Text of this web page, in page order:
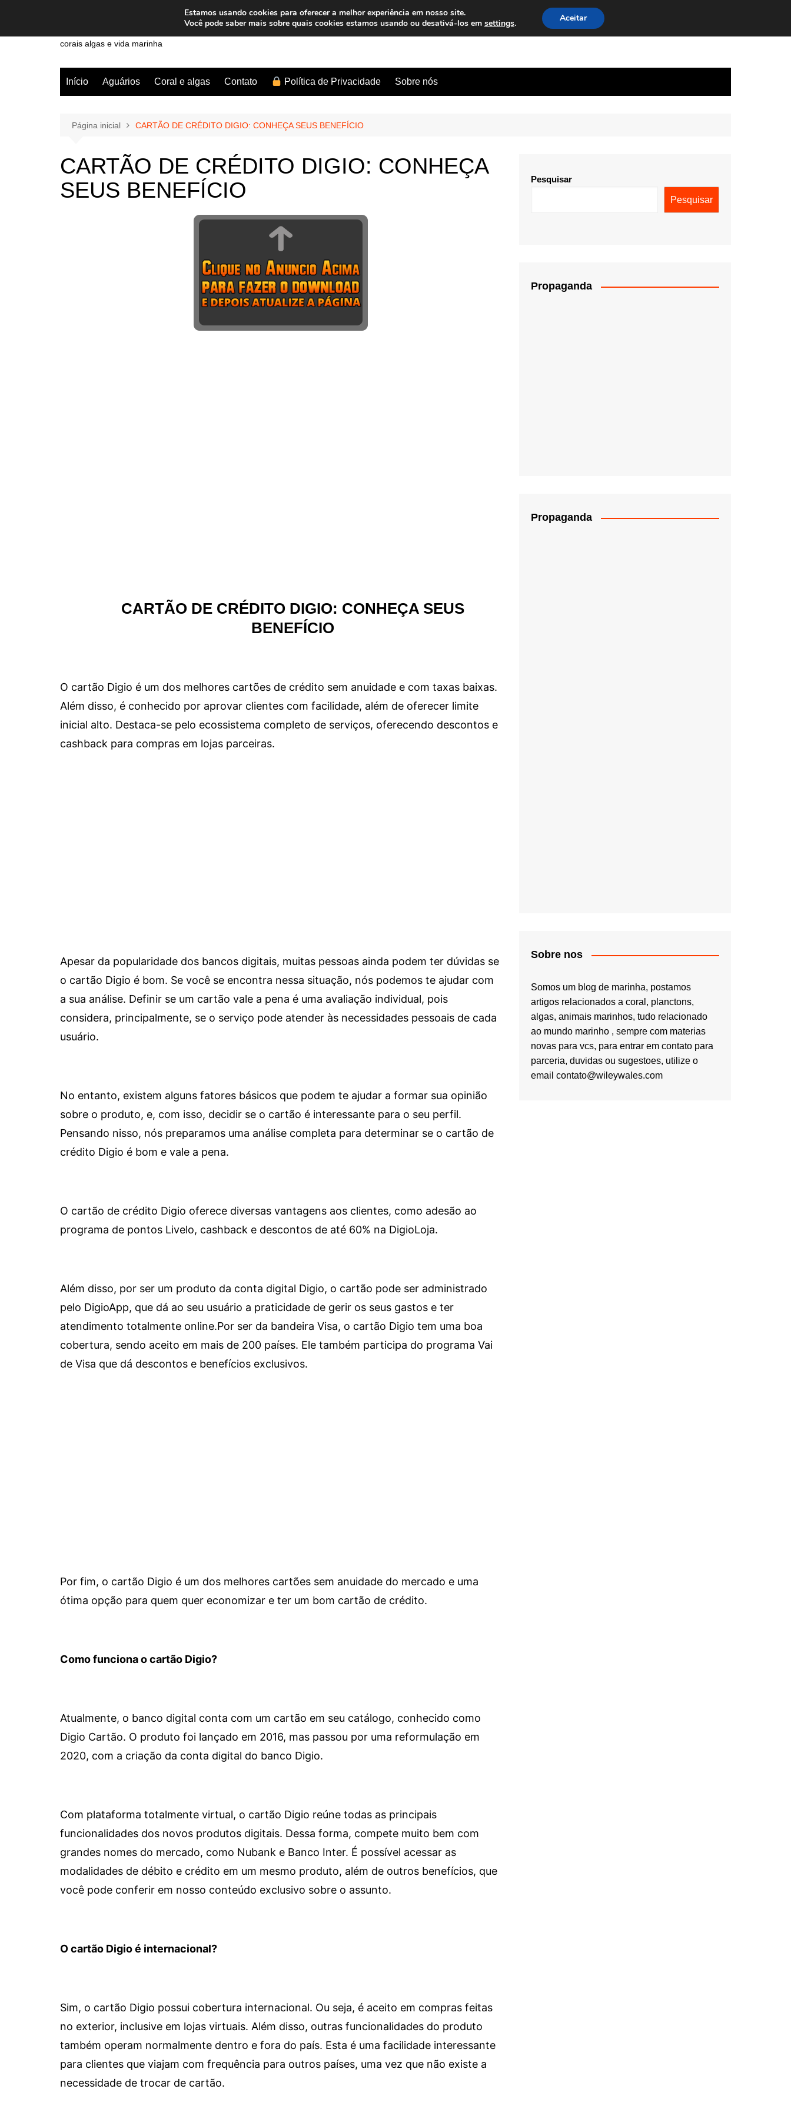
o
corais algas e vida marinha
Início Aguários Coral e algas Contato Política de Privacidade Sobre nós
Página inicial CARTÃO DE CRÉDITO DIGIO: CONHEÇA SEUS BENEFÍCIO
CARTÃO DE CRÉDITO DIGIO: CONHEÇA
SEUS BENEFÍCIO
CARTÃO DE CRÉDITO DIGIO: CONHEÇA SEUS
BENEFÍCIO
O cartão Digio é um dos melhores cartões de crédito sem anuidade e com taxas baixas.
Além disso, é conhecido por aprovar clientes com facilidade, além de oferecer limite
inicial alto. Destaca-se pelo ecossistema completo de serviços, oferecendo descontos e
cashback para compras em lojas parceiras.
Apesar da popularidade dos bancos digitais, muitas pessoas ainda podem ter dúvidas se
o cartão Digio é bom. Se você se encontra nessa situação, nós podemos te ajudar com
a sua análise. Definir se um cartão vale a pena é uma avaliação individual, pois
considera, principalmente, se o serviço pode atender às necessidades pessoais de cada
usuário.
No entanto, existem alguns fatores básicos que podem te ajudar a formar sua opinião
sobre o produto, e, com isso, decidir se o cartão é interessante para o seu perfil.
Pensando nisso, nós preparamos uma análise completa para determinar se o cartão de
crédito Digio é bom e vale a pena.
O cartão de crédito Digio oferece diversas vantagens aos clientes, como adesão ao
programa de pontos Livelo, cashback e descontos de até 60% na DigioLoja.
Além disso, por ser um produto da conta digital Digio, o cartão pode ser administrado
pelo DigioApp, que dá ao seu usuário a praticidade de gerir os seus gastos e ter
atendimento totalmente online.Por ser da bandeira Visa, o cartão Digio tem uma boa
cobertura, sendo aceito em mais de 200 países. Ele também participa do programa Vai
de Visa que dá descontos e benefícios exclusivos.
Por fim, o cartão Digio é um dos melhores cartões sem anuidade do mercado e uma
ótima opção para quem quer economizar e ter um bom cartão de crédito.
Como funciona o cartão Digio?
Atualmente, o banco digital conta com um cartão em seu catálogo, conhecido como
Digio Cartão. O produto foi lançado em 2016, mas passou por uma reformulação em
2020, com a criação da conta digital do banco Digio.
Com plataforma totalmente virtual, o cartão Digio reúne todas as principais
funcionalidades dos novos produtos digitais. Dessa forma, compete muito bem com
grandes nomes do mercado, como Nubank e Banco Inter. É possível acessar as
modalidades de débito e crédito em um mesmo produto, além de outros benefícios, que
você pode conferir em nosso conteúdo exclusivo sobre o assunto.
O cartão Digio é internacional?
Sim, o cartão Digio possui cobertura internacional. Ou seja, é aceito em compras feitas
no exterior, inclusive em lojas virtuais. Além disso, outras funcionalidades do produto
também operam normalmente dentro e fora do país. Esta é uma facilidade interessante
para clientes que viajam com frequência para outros países, uma vez que não existe a
necessidade de trocar de cartão.
Pesquisar
Pesquisar
Propaganda
Propaganda
Sobre nos
Somos um blog de marinha, postamos
artigos relacionados a coral, planctons,
algas, animais marinhos, tudo relacionado
ao mundo marinho , sempre com materias
novas para vcs, para entrar em contato para
parceria, duvidas ou sugestoes, utilize o
email contato@wileywales.com
Estamos usando cookies para oferecer a melhor experiência em nosso site.
Você pode saber mais sobre quais cookies estamos usando ou desativá-los em settings. Aceitar